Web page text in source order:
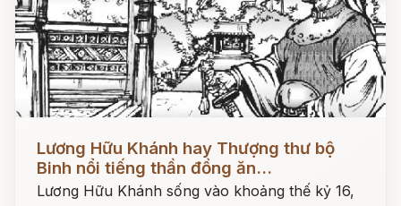
Lương Hữu Khánh hay Thượng thư bộ
Binh nổi tiếng thần đồng ăn...
Lương Hữu Khánh sống vào khoảng thế kỷ 16,